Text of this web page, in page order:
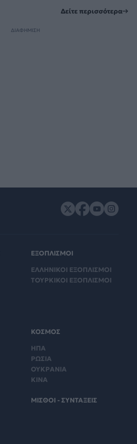
Δείτε περισσότερα
ΔΙΑΦΗΜΙΣΗ
ΕΞΟΠΛΙΣΜΟΙ
ΕΛΛΗΝΙΚΟΙ ΕΞΟΠΛΙΣΜΟΙ
ΤΟΥΡΚΙΚΟΙ ΕΞΟΠΛΙΣΜΟΙ
ΚΟΣΜΟΣ
ΗΠΑ
ΡΩΣΙΑ
ΟΥΚΡΑΝΙΑ
ΚΙΝΑ
ΜΙΣΘΟΙ - ΣΥΝΤΑΞΕΙΣ